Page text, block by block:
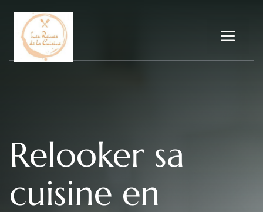
contenu
Relooker sa
cuisine en